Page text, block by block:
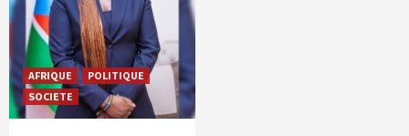
AFRIQUE
POLITIQUE
SOCIETE